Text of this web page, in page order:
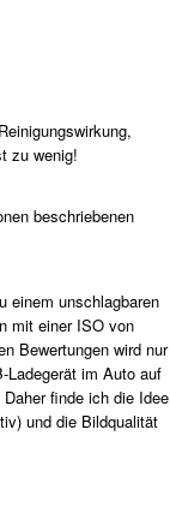
zu wenig!
beschriebenen
einem unschlagbaren
mit einer ISO von
Bewertungen wird nur
Ladegerät im Auto auf
finde ich die Idee
und die Bildqualität